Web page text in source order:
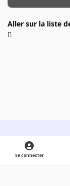
Aller sur la liste
Light ModeDark ModeSystem
Se connecter